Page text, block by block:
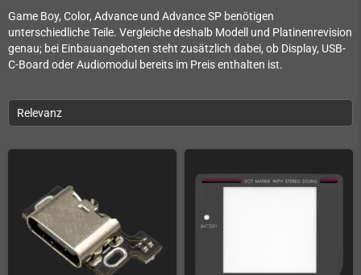
Game Boy, Color, Advance und Advance SP benötigen
unterschiedliche Teile. Vergleiche deshalb Modell und Platinenrevision
genau; bei Einbauangeboten steht zusätzlich dabei, ob Display, USB-
C-Board oder Audiomodul bereits im Preis enthalten ist.
Relevanz